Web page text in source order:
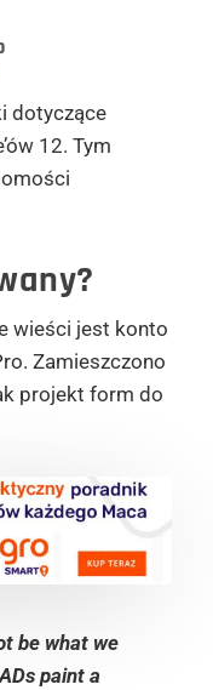
dotyczące
12. Tym
wieści jest konto
Zamieszczono
projekt form do
be what we
paint a